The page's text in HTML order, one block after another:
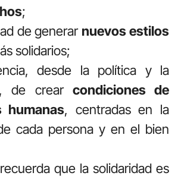
;
de generar nuevos estilos
solidarios;
desde la política y la
de crear condiciones de
humanas, centradas en la
cada persona y en el bien
que la solidaridad es